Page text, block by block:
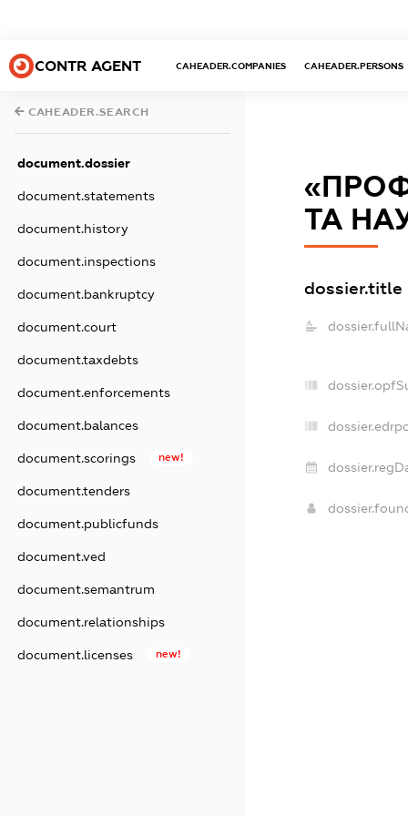
CONTR AGENT CAHEADER.COMPANIES CAHEADER.PERSONS
CAHEADER.SEARCH
document.dossier
document.statements
document.history
document.inspections
document.bankruptcy
document.court
document.taxdebts
document.enforcements
document.balances
document.scorings new!
document.tenders
document.publicfunds
document.ved
document.semantrum
document.relationships
document.licenses new!
ТА
dossier.title